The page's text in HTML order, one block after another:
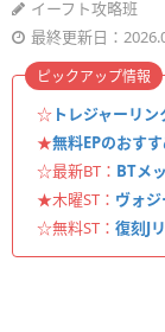
イーフト攻略班
最終更新日：
☆ トレジャーリ
★無料EPのおす
☆最新BT： BTメ
★木曜ST： ヴォ
☆無料ST： 復刻J
ピックアップ情報